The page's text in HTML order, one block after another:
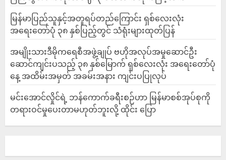
မြန်မာပြည်သူနှင့်အတူရပ်တည်ကြောင်း ရှစ်လေးလုံး
အရေးတော်ပုံ ၃၈ နှစ်ပြည့်တွင် သံရုံးများထုတ်ပြန်
အမျိုးသားဒီမိုကရေစီအဖွဲ့ချုပ် ဗဟိုအလုပ်အမှုဆောင်ဦး
ဆောင်ကျင်းပသည့် ၃၈ နှစ်မြောက် ရှစ်လေးလုံး အရေးတော်ပုံ
နေ့ အထိမ်းအမှတ် အခမ်းအနား ကျင်းပပြုလုပ်
မင်းအောင်လှိုင်ရဲ့ ဘန်ကောက်ခရီးစဉ်ဟာ မြန်မာစစ်အုပ်စုကို
တရားဝင်မှုပေးတာမဟုတ်ဘူးလို့ ထိုင်း ပြော